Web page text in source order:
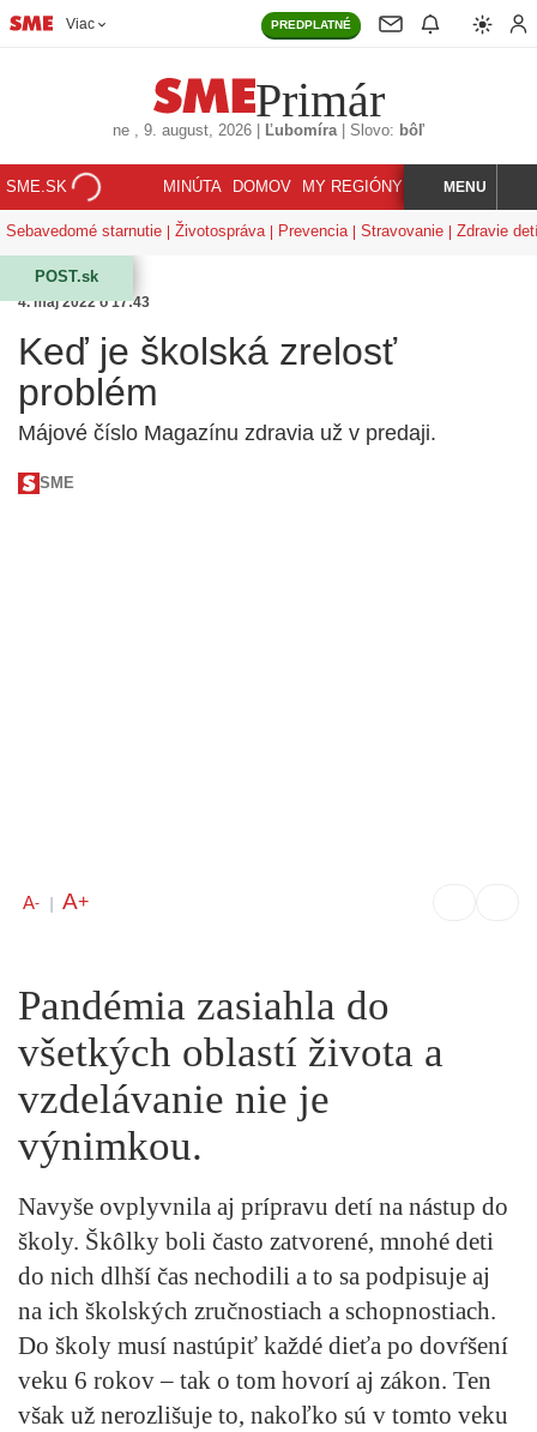
Viac PREDPLATNÉ
Primár
ne , 9. august, 2026 Ľubomíra| Slovo: bôľ
SME.SK MINÚTA DOMOV MY REGIÓNY KORZÁR
HĽADAJMENU
Sebavedomé starnutie Životospráva Prevencia Stravovanie Zdravie
POST.sk
4. máj 2022 o 17:43
Keď je školská zrelosť
problém
Májové číslo Magazínu zdravia už v predaji.
SME
A- | A+
Pandémia zasiahla do
všetkých oblastí života a
vzdelávanie nie je
výnimkou.
Navyše ovplyvnila aj prípravu detí na nástup do
školy. Škôlky boli často zatvorené, mnohé deti
do nich dlhší čas nechodili a to sa podpisuje aj
na ich školských zručnostiach a schopnostiach.
Do školy musí nastúpiť každé dieťa po dovŕšení
veku 6 rokov – tak o tom hovorí aj zákon. Ten
však už nerozlišuje to, nakoľko sú v tomto veku